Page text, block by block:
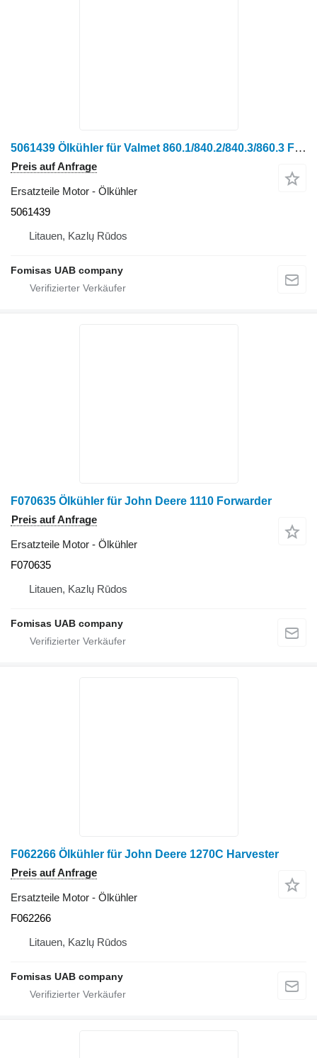
5061439 Ölkühler für Valmet 860.1/840.2/840.3/860.3 Forwarder
Preis auf Anfrage
Ersatzteile Motor - Ölkühler
5061439
Litauen, Kazlų Rūdos
Fomisas UAB company
F070635 Ölkühler für John Deere 1110 Forwarder
Preis auf Anfrage
Ersatzteile Motor - Ölkühler
F070635
Litauen, Kazlų Rūdos
Fomisas UAB company
F062266 Ölkühler für John Deere 1270C Harvester
Preis auf Anfrage
Ersatzteile Motor - Ölkühler
F062266
Litauen, Kazlų Rūdos
Fomisas UAB company